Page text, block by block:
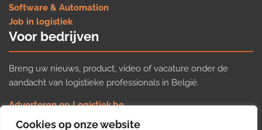
Cookies op onze website
Software & Automation
Job in logistiek
Voor bedrijven
Breng uw nieuws, product, video of vacature onder de
aandacht van logistieke professionals in België.
Adverteren op Logistiek.be
Nieuws insturen